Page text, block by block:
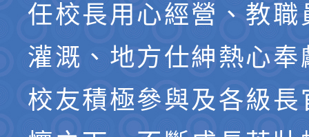
任校長用心經營、教職
灌溉、地方仕紳熱心奉
校友積極參與及各級長